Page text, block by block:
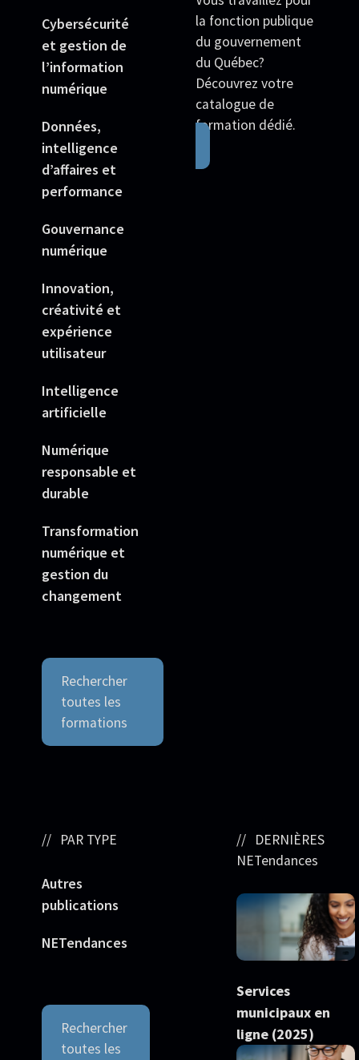
Cybersécurité
et gestion de
l’information
numérique
Données,
intelligence
d’affaires et
performance
Gouvernance
numérique
Innovation,
créativité et
expérience
utilisateur
Intelligence
artificielle
Numérique
responsable et
durable
Transformation
numérique et
gestion du
changement
Rechercher
toutes les
formations
la fonction publique
du gouvernement
du Québec?
Découvrez votre
catalogue de
formation dédié.
PAR TYPE
Autres
publications
NETendances
Rechercher
toutes les
DERNIÈRES
NETendances
Services
municipaux en
ligne (2025)